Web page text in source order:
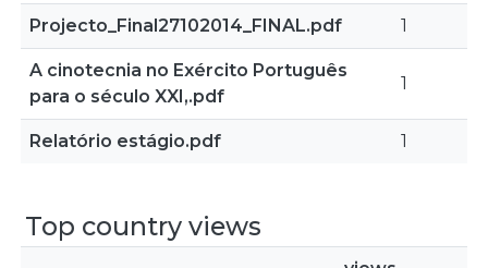
Projecto_Final27102014_FINAL.pdf 1
A cinotecnia no Exército Português
para o século XXI,.pdf
1
Relatório estágio.pdf 1
Top country views